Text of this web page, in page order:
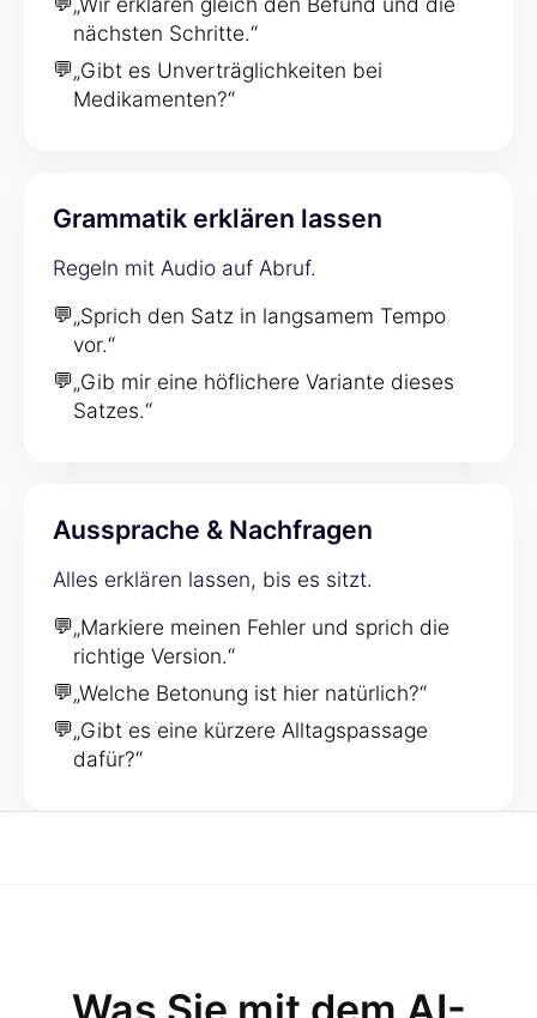
nächsten Schritte.“
💬„Gibt es Unverträglichkeiten bei
Medikamenten?“
Grammatik erklären lassen
Regeln mit Audio auf Abruf.
💬„Sprich den Satz in langsamem Tempo
vor.“
💬„Gib mir eine höflichere Variante dieses
Satzes.“
Aussprache & Nachfragen
Alles erklären lassen, bis es sitzt.
💬„Markiere meinen Fehler und sprich die
richtige Version.“
💬„Welche Betonung ist hier natürlich?“
💬„Gibt es eine kürzere Alltagspassage
dafür?“